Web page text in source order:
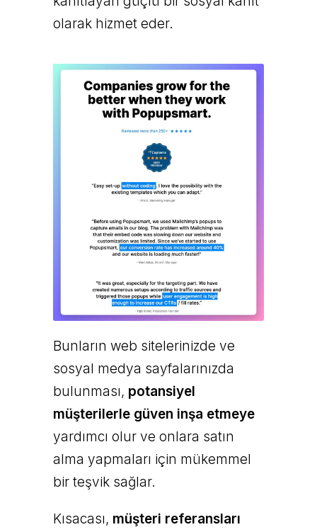
olarak hizmet eder.
Bunların web sitelerinizde ve
sosyal medya sayfalarınızda
bulunması, potansiyel
müşterilerle güven inşa etmeye
yardımcı olur ve onlara satın
alma yapmaları için mükemmel
bir teşvik sağlar.
Kısacası, müşteri referansları